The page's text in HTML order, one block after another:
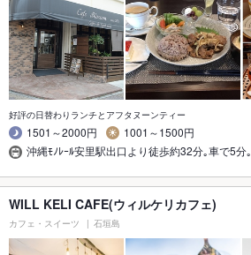
好評の日替わりランチとアフタヌーンティー
1501～2000円
1001～1500円
沖縄ﾓﾉﾚｰﾙ安里駅出口より徒歩約32分｡車で5分｡
WILL KELI CAFE(ウィルケリカフェ)
カフェ・スイーツ 石垣島